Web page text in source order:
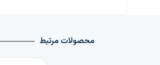
محصولات مرتبط